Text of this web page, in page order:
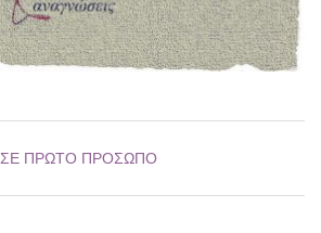
ΣΕ ΠΡΏΤΟ ΠΡΌΣΩΠΟ